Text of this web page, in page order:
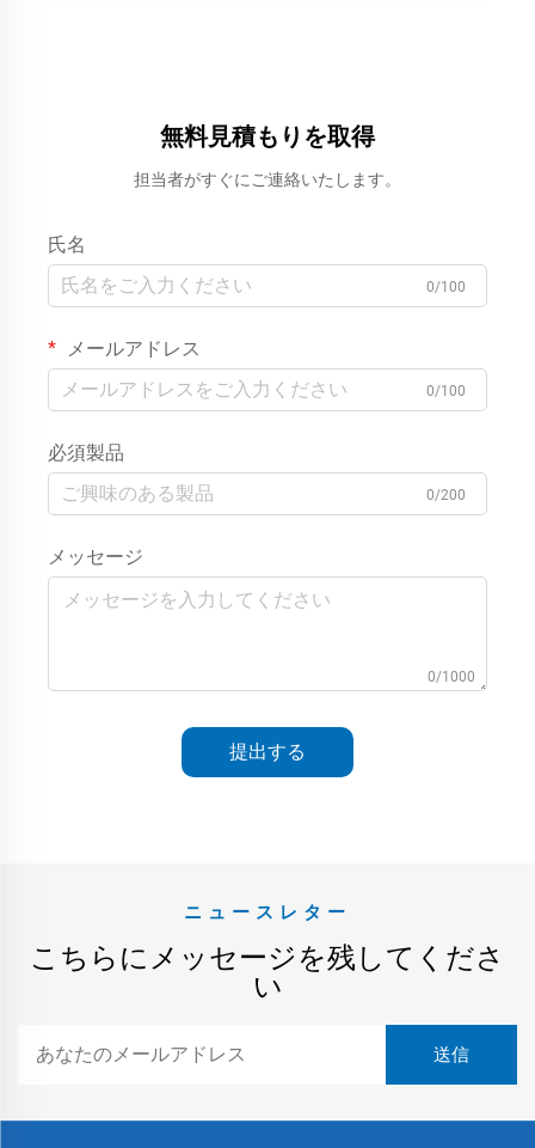
無料見積もりを取得
担当者がすぐにご連絡いたします。
氏名
0/100
メールアドレス
0/100
必須製品
0/200
メッセージ
0/1000
提出する
ニュースレター
こちらにメッセージを残してくださ
い